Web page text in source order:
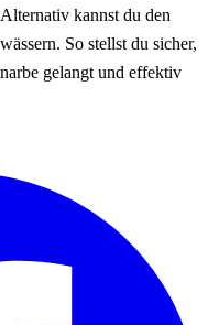
kannst du den
So stellst du sicher,
gelangt und effektiv